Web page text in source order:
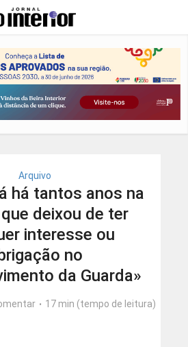
Arquivo
há tantos anos na
deixou de ter
interesse ou
no
da Guarda»
17 min (tempo de leitura)